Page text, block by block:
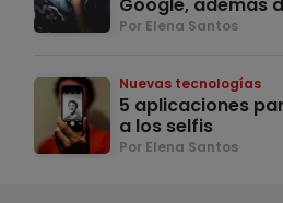
Por Elena Santos
Nuevas tecnologías
5 aplicaciones
a los selfis
Por Elena Santos